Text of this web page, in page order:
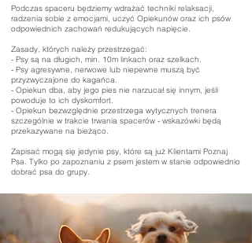
Podczas spaceru będziemy wdrażać techniki relaksacji,
radzenia sobie z emocjami, uczyć Opiekunów oraz ich psów
odpowiednich zachowań redukujących napięcie.
Zasady, których należy przestrzegać:
- Psy są na długich, min. 10m linkach oraz szelkach.
- Psy agresywne, nerwowe lub niepewne muszą być
przyzwyczajone do kagańca.
- Opiekun dba, aby jego pies nie narzucał się innym, jeśli
powoduje to ich dyskomfort.
- Opiekun bezwzględnie przestrzega wytycznych trenera
szczególnie w trakcie trwania spacerów - wskazówki będą
przekazywane na bieżąco.
Zapisać mogą się jedynie psy, które są już Klientami Poznaj
Psa. Tylko po zapoznaniu z psem jestem w stanie odpowiednio
dobrać psa do grupy.